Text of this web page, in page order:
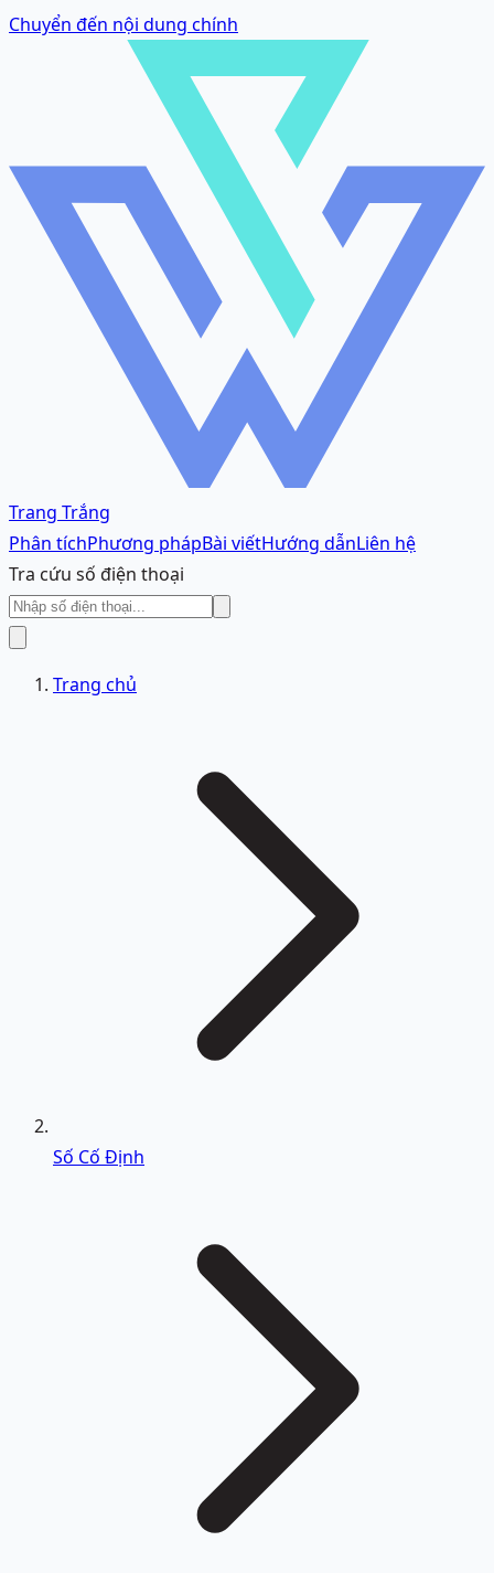
Chuyển đến nội dung chính
Trang Trắng
Phân tíchPhương phápBài viếtHướng dẫnLiên hệ
Tra cứu số điện thoại
Trang chủ
Số Cố Định